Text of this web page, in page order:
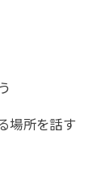
場所を話す